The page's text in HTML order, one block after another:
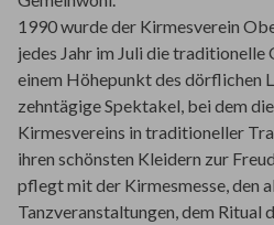
1990 wurde der Kirmesverein
jedes Jahr im Juli die
einem Höhepunkt des dörflichen
zehntägige Spektakel, bei dem
Kirmesvereins in traditioneller
ihren schönsten Kleidern zur
pflegt mit der Kirmesmesse, den
Tanzveranstaltungen, dem Ritual